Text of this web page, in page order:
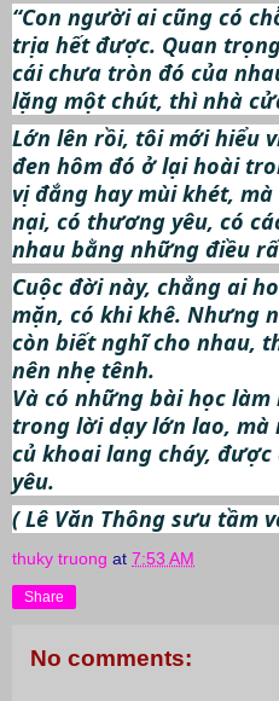
“Con người ai cũng có
trịa hết được. Quan
cái chưa tròn đó của
lặng một chút, thì nhà
Lớn lên rồi, tôi mới hiểu
đen hôm đó ở lại hoài
vị đắng hay mùi khét,
nại, có thương yêu, có
nhau bằng những điều
Cuộc đời này, chẳng ai
mặn, có khi khê. Nhưng
còn biết nghĩ cho nhau,
nên nhẹ tênh.
Và có những bài học
trong lời dạy lớn lao, mà
củ khoai lang cháy,
yêu.
( Lê Văn Thông sưu tầm
thuky truong at 7:53 AM
Share
No comments: